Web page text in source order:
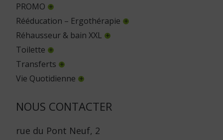
PROMO
Rééducation – Ergothérapie
Réhausseur & bain XXL
Toilette
Transferts
Vie Quotidienne
NOUS CONTACTER
rue du Pont Neuf, 2